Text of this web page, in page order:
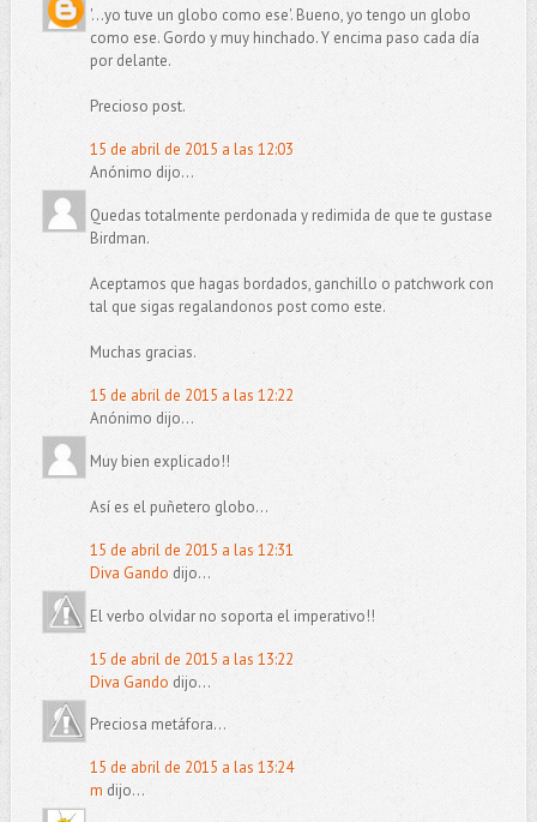
'...yo tuve un globo como ese'. Bueno, yo tengo un globo
como ese. Gordo y muy hinchado. Y encima paso cada día
por delante.
Precioso post.
15 de abril de 2015 a las 12:03
Anónimo dijo...
Quedas totalmente perdonada y redimida de que te gustase
Birdman.
Aceptamos que hagas bordados, ganchillo o patchwork con
tal que sigas regalandonos post como este.
Muchas gracias.
15 de abril de 2015 a las 12:22
Anónimo dijo...
Muy bien explicado!!
Así es el puñetero globo...
15 de abril de 2015 a las 12:31
Diva Gando dijo...
El verbo olvidar no soporta el imperativo!!
15 de abril de 2015 a las 13:22
Diva Gando dijo...
Preciosa metáfora...
15 de abril de 2015 a las 13:24
m dijo...